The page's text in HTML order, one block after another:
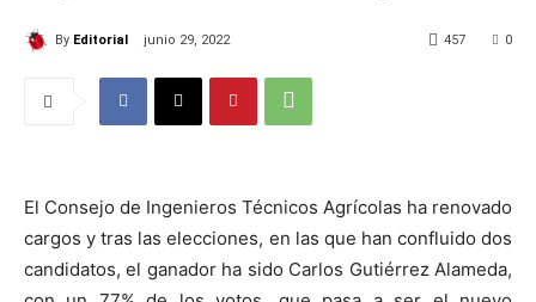
By Editorial junio 29, 2022 0
457
El Consejo de Ingenieros Técnicos Agrícolas ha renovado
cargos y tras las elecciones, en las que han confluido dos
candidatos, el ganador ha sido Carlos Gutiérrez Alameda,